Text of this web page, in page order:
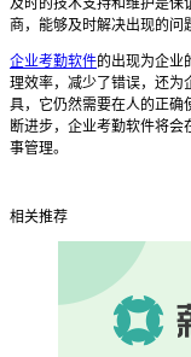
及时的技术支持和维护是保
商，能够及时解决出现的问
企业考勤软件的出现为企业
理效率，减少了错误，还为
具，它仍然需要在人的正确
断进步，企业考勤软件将
事管理。
相关推荐